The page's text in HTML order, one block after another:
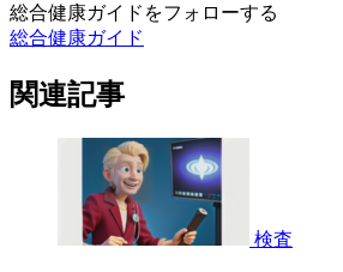
総合健康ガイドをフォローする
総合健康ガイド
関連記事
検査